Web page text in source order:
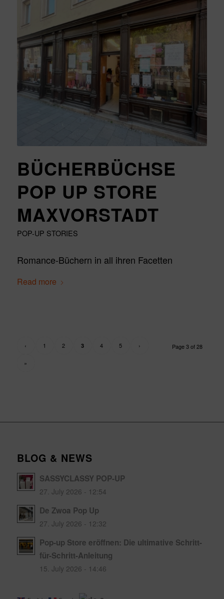
BÜCHERBÜCHSE
POP UP STORE
MAXVORSTADT
POP-UP STORIES
Romance-Büchern in all ihren Facetten
Read more
Page 3 of 28
‹ 1 2 3 4 5 ›
»
BLOG & NEWS
SASSYCLASSY POP-UP
27. July 2026 - 12:54
De Zwoa Pop Up
27. July 2026 - 12:32
Pop-up Store eröffnen: Die ultimative Schritt-
für-Schritt-Anleitung
15. July 2026 - 14:46